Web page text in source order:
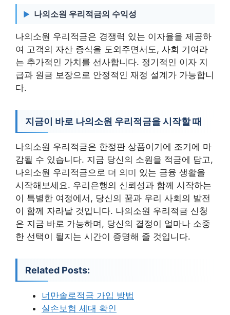
나의소원 우리적금의 수익성
나의소원 우리적금은 경쟁력 있는 이자율을 제공하
여 고객의 자산 증식을 도외주면서도, 사회 기여라
는 추가적인 가치를 선사합니다. 정기적인 이자 지
급과 원금 보장으로 안정적인 재정 설계가 가능합니
다.
지금이 바로 나의소원 우리적금을 시작할 때
나의소원 우리적금은 한정판 상품이기에 조기에 마
감될 수 있습니다. 지금 당신의 소원을 적금에 담고,
나의소원 우리적금으로 더 의미 있는 금융 생활을
시작해보세요. 우리은행의 신뢰성과 함께 시작하는
이 특별한 여정에서, 당신의 꿈과 우리 사회의 발전
이 함께 자라날 것입니다. 나의소원 우리적금 신청
은 지금 바로 가능하며, 당신의 결정이 얼마나 소중
한 선택이 될지는 시간이 증명해 줄 것입니다.
Related Posts:
너만솔로적금 가입 방법
실손보험 세대 확인